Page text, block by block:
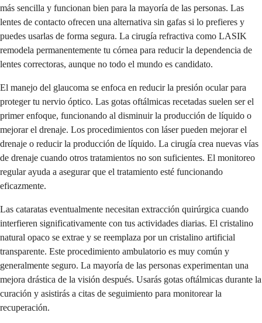
más sencilla y funcionan bien para la mayoría de las personas. Las
lentes de contacto ofrecen una alternativa sin gafas si lo prefieres y
puedes usarlas de forma segura. La cirugía refractiva como LASIK
remodela permanentemente tu córnea para reducir la dependencia de
lentes correctoras, aunque no todo el mundo es candidato.
El manejo del glaucoma se enfoca en reducir la presión ocular para
proteger tu nervio óptico. Las gotas oftálmicas recetadas suelen ser el
primer enfoque, funcionando al disminuir la producción de líquido o
mejorar el drenaje. Los procedimientos con láser pueden mejorar el
drenaje o reducir la producción de líquido. La cirugía crea nuevas vías
de drenaje cuando otros tratamientos no son suficientes. El monitoreo
regular ayuda a asegurar que el tratamiento esté funcionando
eficazmente.
Las cataratas eventualmente necesitan extracción quirúrgica cuando
interfieren significativamente con tus actividades diarias. El cristalino
natural opaco se extrae y se reemplaza por un cristalino artificial
transparente. Este procedimiento ambulatorio es muy común y
generalmente seguro. La mayoría de las personas experimentan una
mejora drástica de la visión después. Usarás gotas oftálmicas durante la
curación y asistirás a citas de seguimiento para monitorear la
recuperación.